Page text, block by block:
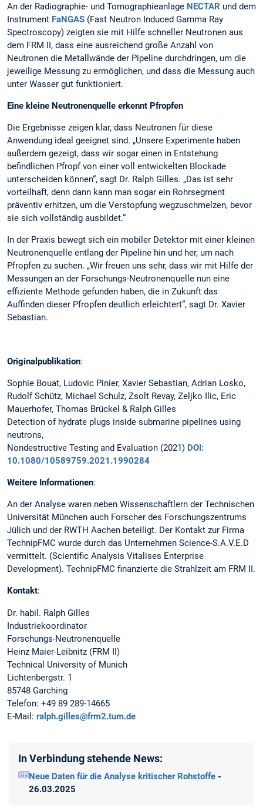
An der Radiographie- und Tomographieanlage NECTAR und dem
Instrument FaNGAS (Fast Neutron Induced Gamma Ray
Spectroscopy) zeigten sie mit Hilfe schneller Neutronen aus
dem FRM II, dass eine ausreichend große Anzahl von
Neutronen die Metallwände der Pipeline durchdringen, um die
jeweilige Messung zu ermöglichen, und dass die Messung auch
unter Wasser gut funktioniert.
Eine kleine Neutronenquelle erkennt Pfropfen
Die Ergebnisse zeigen klar, dass Neutronen für diese
Anwendung ideal geeignet sind. „Unsere Experimente haben
außerdem gezeigt, dass wir sogar einen in Entstehung
befindlichen Pfropf von einer voll entwickelten Blockade
unterscheiden können“, sagt Dr. Ralph Gilles. „Das ist sehr
vorteilhaft, denn dann kann man sogar ein Rohrsegment
präventiv erhitzen, um die Verstopfung wegzuschmelzen, bevor
sie sich vollständig ausbildet.“
In der Praxis bewegt sich ein mobiler Detektor mit einer kleinen
Neutronenquelle entlang der Pipeline hin und her, um nach
Pfropfen zu suchen. „Wir freuen uns sehr, dass wir mit Hilfe der
Messungen an der Forschungs-Neutronenquelle nun eine
effiziente Methode gefunden haben, die in Zukunft das
Auffinden dieser Pfropfen deutlich erleichtert“, sagt Dr. Xavier
Sebastian.
Originalpublikation:
Sophie Bouat, Ludovic Pinier, Xavier Sebastian, Adrian Losko,
Rudolf Schütz, Michael Schulz, Zsolt Revay, Zeljko Ilic, Eric
Mauerhofer, Thomas Brückel & Ralph Gilles
Detection of hydrate plugs inside submarine pipelines using
neutrons,
Nondestructive Testing and Evaluation (2021) DOI:
10.1080/10589759.2021.1990284
Weitere Informationen:
An der Analyse waren neben Wissenschaftlern der Technischen
Universität München auch Forscher des Forschungszentrums
Jülich und der RWTH Aachen beteiligt. Der Kontakt zur Firma
TechnipFMC wurde durch das Unternehmen Science-S.A.V.E.D
vermittelt. (Scientific Analysis Vitalises Enterprise
Development). TechnipFMC finanzierte die Strahlzeit am FRM II.
Kontakt:
Dr. habil. Ralph Gilles
Industriekoordinator
Forschungs-Neutronenquelle
Heinz Maier-Leibnitz (FRM II)
Technical University of Munich
Lichtenbergstr. 1
85748 Garching
Telefon: +49 89 289-14665
E-Mail: ralph.gilles@frm2.tum.de
In Verbindung stehende News:
Neue Daten für die Analyse kritischer Rohstoffe -
26.03.2025